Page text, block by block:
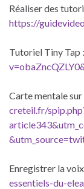
Réaliser des
https://
Tutoriel Tiny Tap :
Carte mentale sur
creteil.fr/
Enregistrer la
essentiels-du-